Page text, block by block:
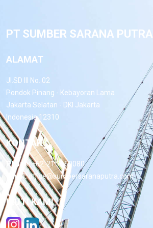
PT SUMBER SARANA PUTRA
ALAMAT
Jl.SD III No. 02
Pondok Pinang - Kebayoran Lama
Jakarta Selatan - DKI Jakarta
Indonesia 12310
KONTAK
Phone: +62-21 7660080
Email:office@sumbersaranaputra.com
IKUTI KAMI